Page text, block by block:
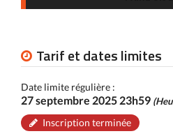
Tarif et dates limites
Date limite régulière :
27 septembre 2025 23h59
Inscription terminée